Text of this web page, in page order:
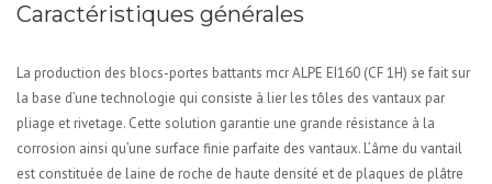
Caractéristiques générales
La production des blocs-portes battants mcr ALPE EI160 (CF 1H) se fait sur
la base d’une technologie qui consiste à lier les tôles des vantaux par
pliage et rivetage. Cette solution garantie une grande résistance à la
corrosion ainsi qu’une surface finie parfaite des vantaux. L’âme du vantail
est constituée de laine de roche de haute densité et de plaques de plâtre